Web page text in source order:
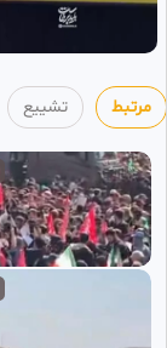
مرتبط تشییع